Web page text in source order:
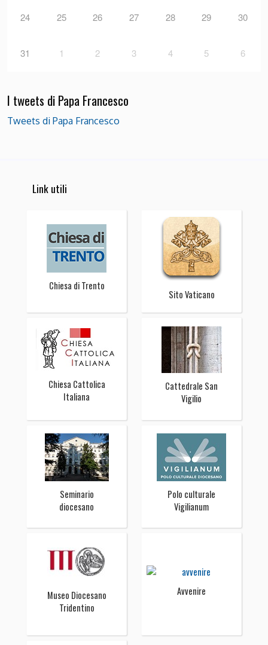
24 25 26 27 28 29 30
31 1 2 3 4 5 6
I tweets di Papa Francesco
Tweets di Papa Francesco
Link utili
Chiesa di Trento
Sito Vaticano
Chiesa Cattolica
Italiana
Cattedrale San
Vigilio
Seminario
diocesano
Polo culturale
Vigilianum
Museo Diocesano
Tridentino
Avvenire